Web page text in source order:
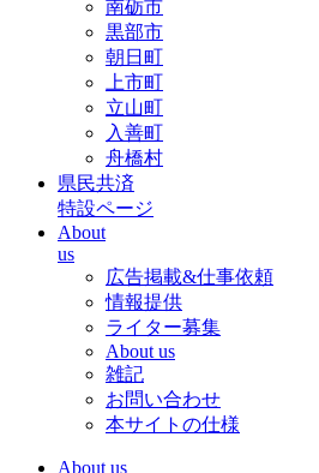
南砺市
黒部市
朝日町
上市町
立山町
入善町
舟橋村
県民共済
特設ページ
About
us
広告掲載&仕事依頼
情報提供
ライター募集
About us
雑記
お問い合わせ
本サイトの仕様
About us